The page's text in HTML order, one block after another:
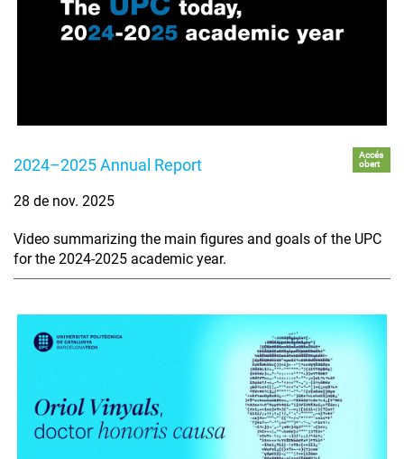
2024–2025 Annual Report
Accés
obert
28 de nov. 2025
Video summarizing the main figures and goals of the UPC
for the 2024-2025 academic year.